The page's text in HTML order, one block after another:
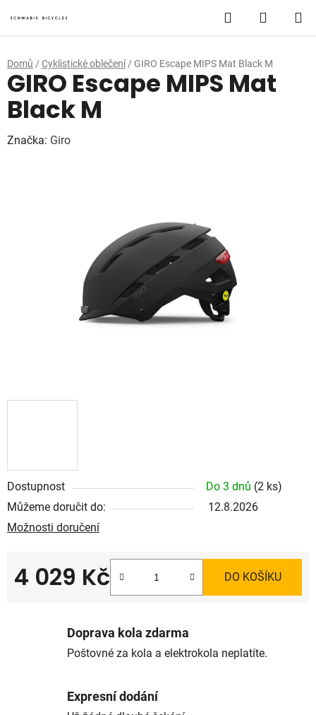
na
obsah
Hledat
KOŠÍK
Domů / Cyklistické oblečení / GIRO Escape MIPS Mat Black M
Dostupnost Do 3 dnů (2 ks)
Můžeme doručit do:
12.8.2026
Možnosti doručení
4 029 Kč DO KOŠÍKU
GIRO Escape MIPS Mat
Black M
Značka: Giro
Doprava kola zdarma
Poštovné za kola a elektrokola neplatíte.
Expresní dodání